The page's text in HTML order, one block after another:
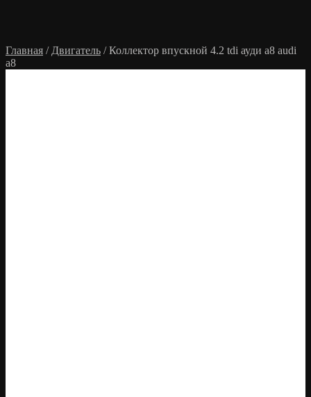
Главная / Двигатель / Коллектор впускной 4.2 tdi ауди а8 audi
a8